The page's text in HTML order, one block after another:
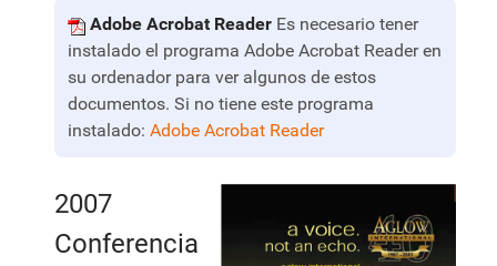
Adobe Acrobat Reader Es necesario tener
instalado el programa Adobe Acrobat Reader en
su ordenador para ver algunos de estos
documentos. Si no tiene este programa
instalado: Adobe Acrobat Reader
2007
Conferencia